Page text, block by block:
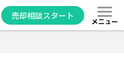
売却相談スタート
メニュー